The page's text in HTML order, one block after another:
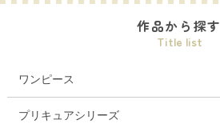
作品から探す
Title list
ワンピース
プリキュアシリーズ